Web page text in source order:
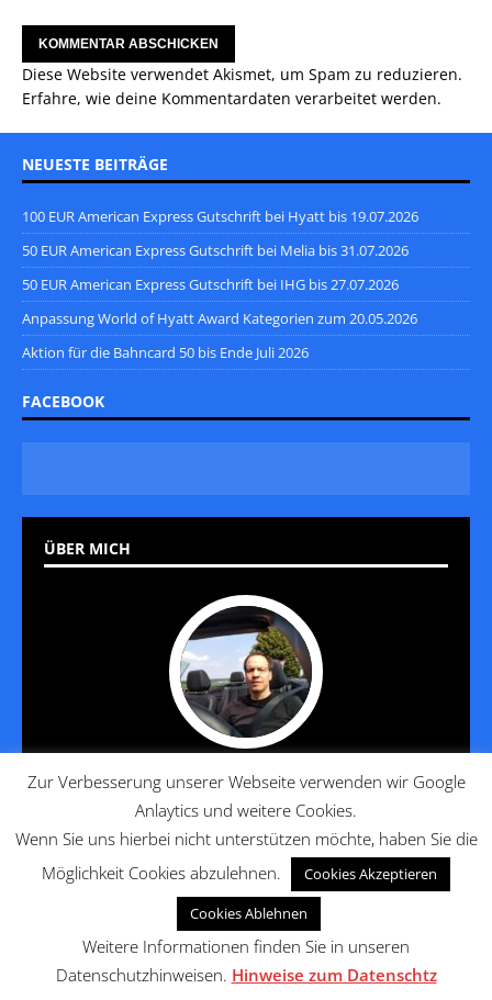
Diese Website verwendet Akismet, um Spam zu reduzieren.
Erfahre, wie deine Kommentardaten verarbeitet werden.
NEUESTE BEITRÄGE
100 EUR American Express Gutschrift bei Hyatt bis 19.07.2026
50 EUR American Express Gutschrift bei Melia bis 31.07.2026
50 EUR American Express Gutschrift bei IHG bis 27.07.2026
Anpassung World of Hyatt Award Kategorien zum 20.05.2026
Aktion für die Bahncard 50 bis Ende Juli 2026
FACEBOOK
ÜBER MICH
Jan reist seit 20 Jahren und hat es gelernt, diese Reise so
angenehm wie möglich zu gestalten. Die häufigen Fragen von
Kollegen, Freunden und Bekannten führten zu den
Gründungen von Reisenunlimited und Hotels-and-Travel.
Copyright © 2026 | MH Magazine WordPress Theme vonMH Themes
Zur Verbesserung unserer Webseite verwenden wir Google
Anlaytics und weitere Cookies.
Wenn Sie uns hierbei nicht unterstützen möchte, haben Sie die
Möglichkeit Cookies abzulehnen.
Cookies Akzeptieren
Cookies Ablehnen
Weitere Informationen finden Sie in unseren
Datenschutzhinweisen. Hinweise zum Datenschtz